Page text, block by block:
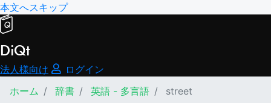
本文へスキップ
DiQt
法人様向け
ログイン
ホーム
辞書 英語 - 多言語 street